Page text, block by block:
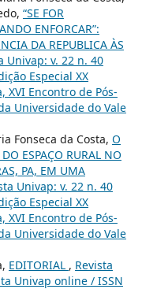
“SE FOR
ENFORCAR”:
DA REPUBLICA ÀS
Univap: v. 22 n. 40
Especial XX
XVI Encontro de Pós-
Universidade do Vale
Fonseca da Costa, O
ESPAÇO RURAL NO
PA, EM UMA
Univap: v. 22 n. 40
Especial XX
XVI Encontro de Pós-
Universidade do Vale
EDITORIAL , Revista
Univap online / ISSN